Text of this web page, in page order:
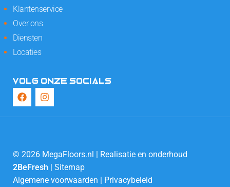
Klantenservice
Over ons
Diensten
Locaties
VOLG ONZE SOCIALS
© 2026 MegaFloors.nl | Realisatie en onderhoud
2BeFresh | Sitemap
Algemene voorwaarden | Privacybeleid